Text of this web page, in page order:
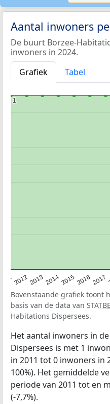
Aantal inwoners
De buurt Borzee-
inwoners in 2024.
Grafiek
Tabel
201220132014201520162017
1
1
Bovenstaande grafiek toont
basis van de data van
Habitations Dispersees.
Het aantal inwoners in
Dispersees is met 1
in 2011 tot 0 inwoners in
100%). Het gemiddelde
periode van 2011 tot en
(-7,7%).